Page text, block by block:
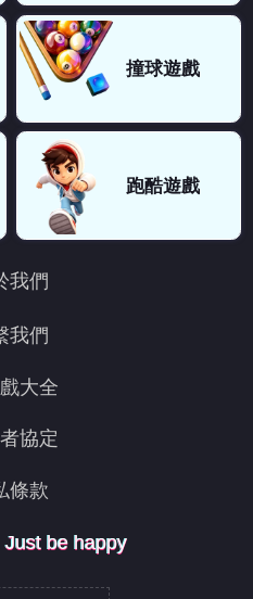
撞球遊戲
跑酷遊戲
我們
我們
大全
協定
條款
Just be happy
Just be happy
Just be happy